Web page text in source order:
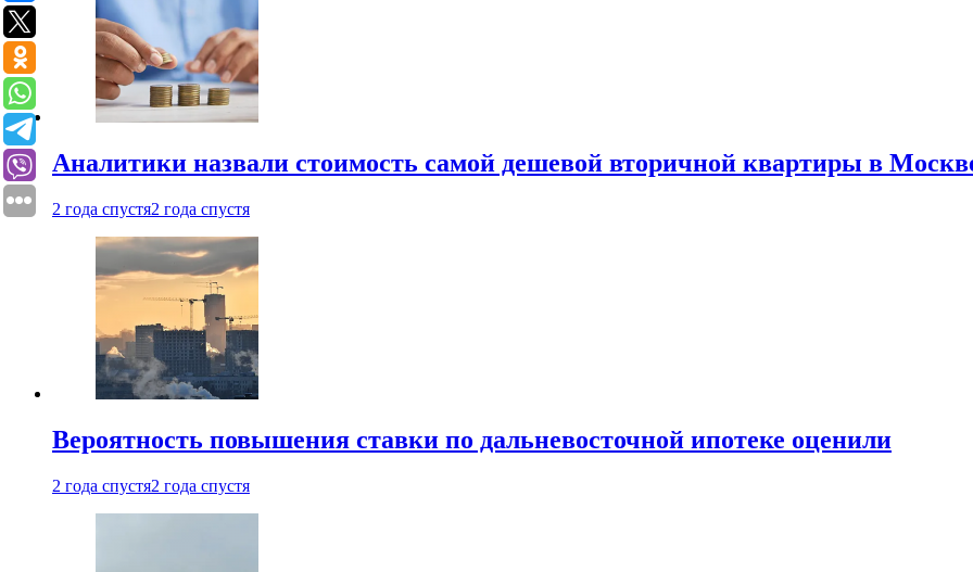
Аналитики назвали стоимость самой дешевой вторичной квартиры в
2 года спустя2 года спустя
Вероятность повышения ставки по дальневосточной ипотеке оценили
2 года спустя2 года спустя